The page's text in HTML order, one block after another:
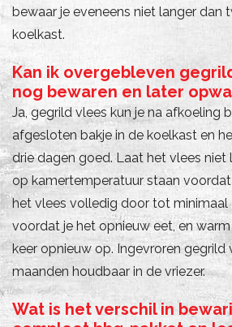
bewaar je eveneens niet langer dan
koelkast.
Kan ik overgebleven
nog bewaren en later
Ja, gegrild vlees kun je na afkoeling
afgesloten bakje in de koelkast en
drie dagen goed. Laat het vlees niet
op kamertemperatuur staan
het vlees volledig door tot minimaal
voordat je het opnieuw eet, en
keer opnieuw op. Ingevroren
maanden houdbaar in de vriezer.
Wat is het verschil in